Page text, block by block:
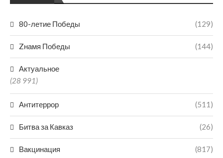
80-летие Победы (129)
Zнамя Победы (144)
Актуальное
(28 991)
Антитеррор (511)
Битва за Кавказ (26)
Вакцинация (817)